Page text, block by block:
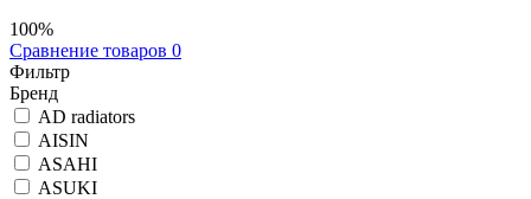
100%
Сравнение товаров 0
Фильтр
Бренд
AD radiators
AISIN
ASAHI
ASUKI